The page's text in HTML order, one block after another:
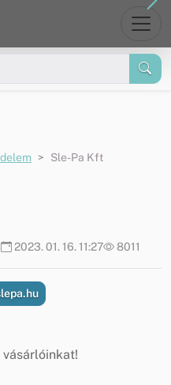
Sle-Pa Kft
2023. 01. 16. 11:27 8011